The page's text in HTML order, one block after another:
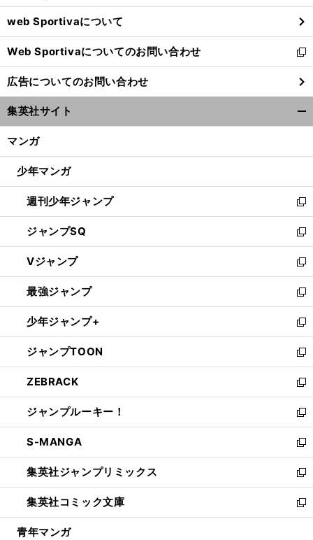
ウ
で
開
く
web Sportivaについて
Web Sportivaについてのお問い合わせ
新
し
い
ウ
ィ
ン
ウ
開
く
広告についてのお問い合わせ
集英社サイト
マンガ
少年マンガ
週刊少年ジャンプ
新
し
い
ウ
ィ
ン
ド
ウ
で
開
く
ジャンプSQ
新
し
い
ウ
ィ
ン
ド
ウ
で
開
く
Vジャンプ
新
し
い
ウ
ィ
ン
ド
ウ
で
開
く
最強ジャンプ
新
し
い
ウ
ィ
ン
ド
ウ
で
開
く
少年ジャンプ+
新
し
い
ウ
ィ
ン
ド
ウ
で
開
く
ジャンプTOON
新
し
い
ウ
ィ
ン
ド
ウ
で
開
く
ZEBRACK
新
し
い
ウ
ィ
ン
ド
ウ
で
開
ジャンプルーキー！
新
し
い
ウ
ィ
ン
ド
ウ
S-MANGA
新
し
い
ウ
ィ
ン
集英社ジャンプリミックス
新
し
い
ウ
集英社コミック文庫
新
し
青年マンガ